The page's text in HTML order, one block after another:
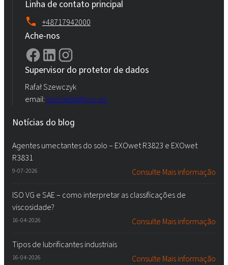
Linha de contato principal
+48717942000
Ache-nos
Supervisor do protetor de dados
Rafał Szewczyk
email: iod.rokita@pcc.eu
Notícias do blog
Agentes umectantes do solo – EXOwet R3823 e EXOwet
R3831
9-07-2026 Consulte Mais informação
ISO VG e SAE – como interpretar as classificações de
viscosidade?
16-04-2026 Consulte Mais informação
Tipos de lubrificantes industriais
16-04-2026 Consulte Mais informação